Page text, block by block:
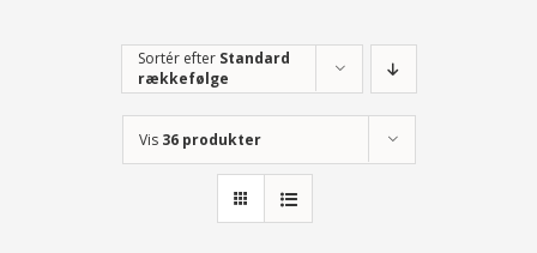
Sortér efter Standard
rækkefølge
Vis 36 produkter